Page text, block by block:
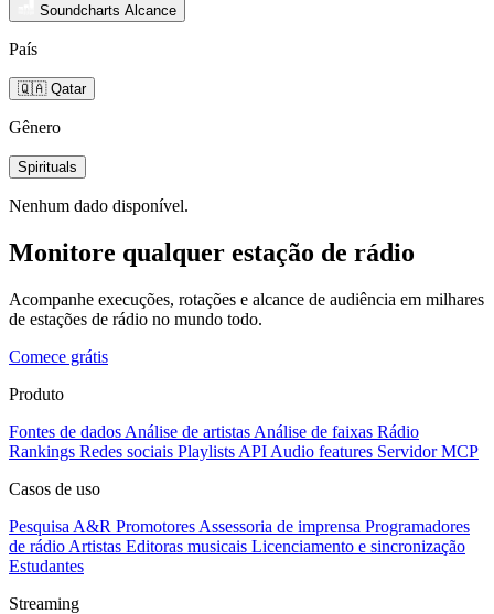
Soundcharts Alcance
País
🇶🇦 Qatar
Gênero
Spirituals
Nenhum dado disponível.
Monitore qualquer estação de rádio
Acompanhe execuções, rotações e alcance de audiência em milhares
de estações de rádio no mundo todo.
Comece grátis
Produto
Fontes de dados Análise de artistas Análise de faixas Rádio
Rankings Redes sociais Playlists API Audio features Servidor MCP
Casos de uso
Pesquisa A&R Promotores Assessoria de imprensa Programadores
de rádio Artistas Editoras musicais Licenciamento e sincronização
Estudantes
Streaming